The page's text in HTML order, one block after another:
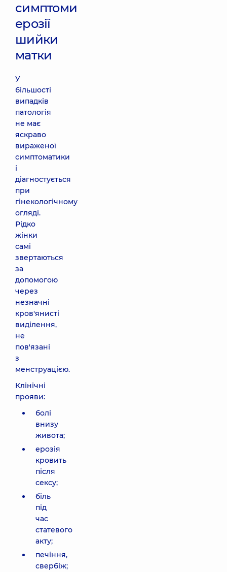
симптоми
ерозії
шийки
матки
У
більшості
випадків
патологія
не має
яскраво
вираженої
симптоматики
і
діагностується
при
гінекологічному
огляді.
Рідко
жінки
самі
звертаються
за
допомогою
через
незначні
кров'янисті
виділення,
не
пов'язані
з
менструацією.
Клінічні
прояви:
болі
внизу
живота;
ерозія
кровить
після
сексу;
біль
під
час
статевого
акту;
печіння,
свербіж;